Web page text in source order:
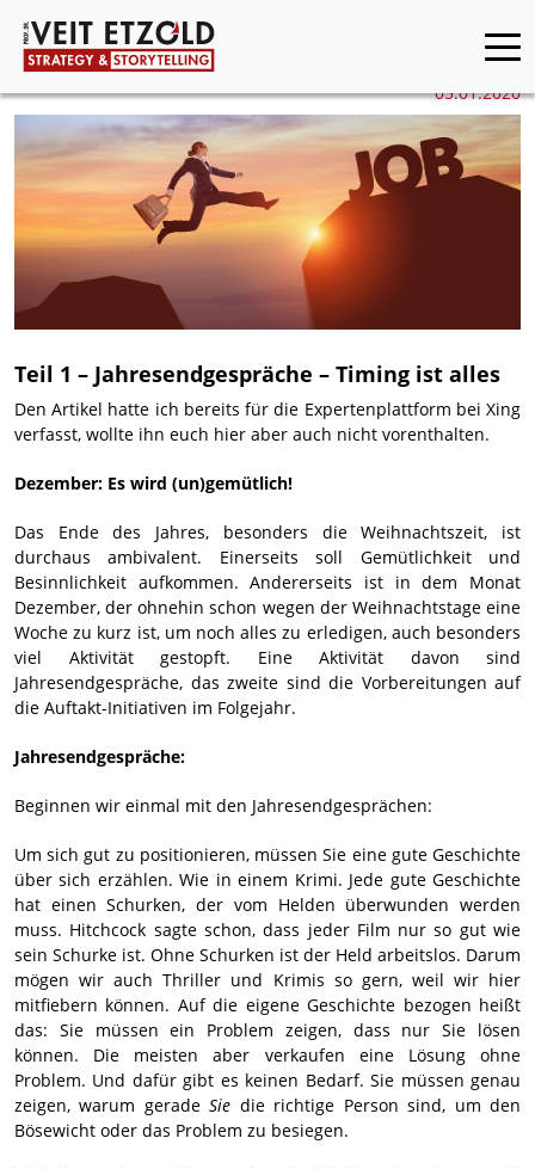
05.01.2020
Teil 1 – Jahresendgespräche – Timing ist alles
Den Artikel hatte ich bereits für die Expertenplattform bei Xing
verfasst, wollte ihn euch hier aber auch nicht vorenthalten.
Dezember: Es wird (un)gemütlich!
Das Ende des Jahres, besonders die Weihnachtszeit, ist
durchaus ambivalent. Einerseits soll Gemütlichkeit und
Besinnlichkeit aufkommen. Andererseits ist in dem Monat
Dezember, der ohnehin schon wegen der Weihnachtstage eine
Woche zu kurz ist, um noch alles zu erledigen, auch besonders
viel Aktivität gestopft. Eine Aktivität davon sind
Jahresendgespräche, das zweite sind die Vorbereitungen auf
die Auftakt-Initiativen im Folgejahr.
Jahresendgespräche:
Beginnen wir einmal mit den Jahresendgesprächen:
Um sich gut zu positionieren, müssen Sie eine gute Geschichte
über sich erzählen. Wie in einem Krimi. Jede gute Geschichte
hat einen Schurken, der vom Helden überwunden werden
muss. Hitchcock sagte schon, dass jeder Film nur so gut wie
sein Schurke ist. Ohne Schurken ist der Held arbeitslos. Darum
mögen wir auch Thriller und Krimis so gern, weil wir hier
mitfiebern können. Auf die eigene Geschichte bezogen heißt
das: Sie müssen ein Problem zeigen, dass nur Sie lösen
können. Die meisten aber verkaufen eine Lösung ohne
Problem. Und dafür gibt es keinen Bedarf. Sie müssen genau
zeigen, warum geradeSie die richtige Person sind, um den
Bösewicht oder das Problem zu besiegen.